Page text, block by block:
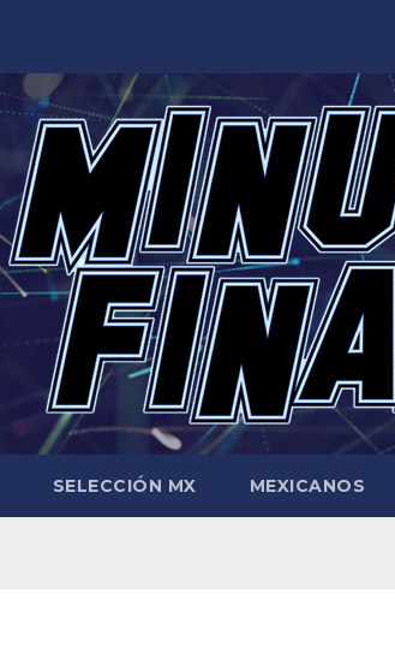
SELECCIÓN MX MEXICANOS